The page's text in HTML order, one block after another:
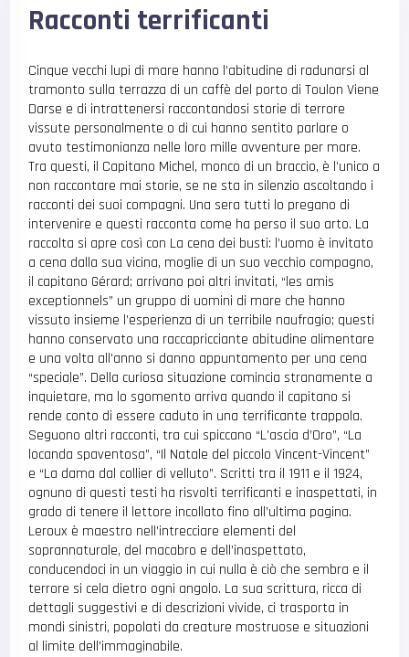
Racconti terrificanti
Cinque vecchi lupi di mare hanno l’abitudine di radunarsi al
tramonto sulla terrazza di un caffè del porto di Toulon Viene
Darse e di intrattenersi raccontandosi storie di terrore
vissute personalmente o di cui hanno sentito parlare o
avuto testimonianza nelle loro mille avventure per mare.
Tra questi, il Capitano Michel, monco di un braccio, è l’unico a
non raccontare mai storie, se ne sta in silenzio ascoltando i
racconti dei suoi compagni. Una sera tutti lo pregano di
intervenire e questi racconta come ha perso il suo arto. La
raccolta si apre così con La cena dei busti: l’uomo è invitato
a cena dalla sua vicina, moglie di un suo vecchio compagno,
il capitano Gérard; arrivano poi altri invitati, “les amis
exceptionnels” un gruppo di uomini di mare che hanno
vissuto insieme l’esperienza di un terribile naufragio; questi
hanno conservato una raccapricciante abitudine alimentare
e una volta all’anno si danno appuntamento per una cena
“speciale”. Della curiosa situazione comincia stranamente a
inquietare, ma lo sgomento arriva quando il capitano si
rende conto di essere caduto in una terrificante trappola.
Seguono altri racconti, tra cui spiccano “L’ascia d’Oro”, “La
locanda spaventosa”, “Il Natale del piccolo Vincent-Vincent”
e “La dama dal collier di velluto”. Scritti tra il 1911 e il 1924,
ognuno di questi testi ha risvolti terrificanti e inaspettati, in
grado di tenere il lettore incollato fino all’ultima pagina.
Leroux è maestro nell’intrecciare elementi del
soprannaturale, del macabro e dell’inaspettato,
conducendoci in un viaggio in cui nulla è ciò che sembra e il
terrore si cela dietro ogni angolo. La sua scrittura, ricca di
dettagli suggestivi e di descrizioni vivide, ci trasporta in
mondi sinistri, popolati da creature mostruose e situazioni
al limite dell’immaginabile.